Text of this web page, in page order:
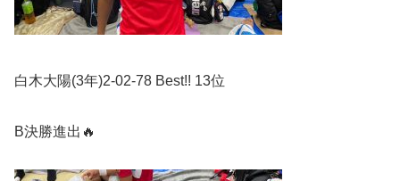
白木大陽(3年)2-02-78 Best!! 13位
B決勝進出 🔥